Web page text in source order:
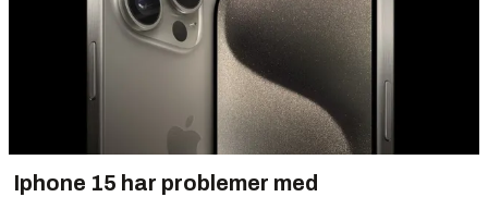
Iphone 15 har problemer med